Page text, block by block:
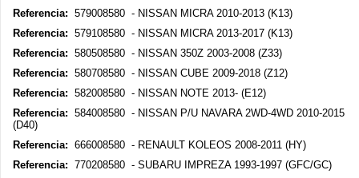
Referencia: 579008580 - NISSAN MICRA 2010-2013 (K13)
Referencia: 579108580 - NISSAN MICRA 2013-2017 (K13)
Referencia: 580508580 - NISSAN 350Z 2003-2008 (Z33)
Referencia: 580708580 - NISSAN CUBE 2009-2018 (Z12)
Referencia: 582008580 - NISSAN NOTE 2013- (E12)
Referencia: 584008580 - NISSAN P/U NAVARA 2WD-4WD 2010-2015
(D40)
Referencia: 666008580 - RENAULT KOLEOS 2008-2011 (HY)
Referencia: 770208580 - SUBARU IMPREZA 1993-1997 (GFC/GC)